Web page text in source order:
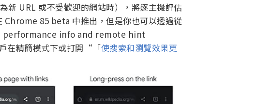
新 URL 或不受歡迎的網站時），將逐主機評估
Chrome 85 beta 中推出，但是你也可以透過從
performance info and remote hint
在精簡模式下或打開“「使搜索和瀏覽效果更